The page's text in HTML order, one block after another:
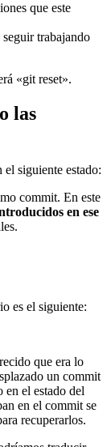
que este
trabajando
«git reset».
las
el siguiente estado:
commit. En este
en ese
es el siguiente:
que era lo
un commit
en el estado del
en el commit se
recuperarlos.